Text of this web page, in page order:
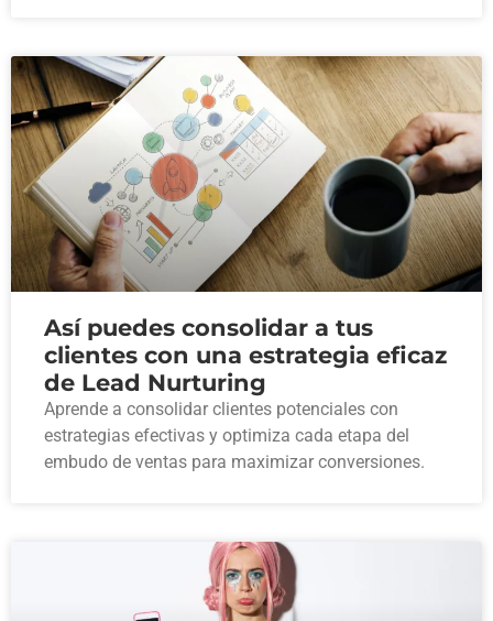
Así puedes consolidar a tus
clientes con una estrategia eficaz
de Lead Nurturing
Aprende a consolidar clientes potenciales con
estrategias efectivas y optimiza cada etapa del
embudo de ventas para maximizar conversiones.